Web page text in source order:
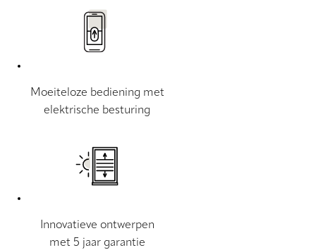
Moeiteloze bediening met
elektrische besturing
Innovatieve ontwerpen
met 5 jaar garantie